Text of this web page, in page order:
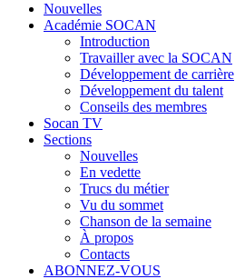
Nouvelles
Académie SOCAN
Introduction
Travailler avec la SOCAN
Développement de carrière
Développement du talent
Conseils des membres
Socan TV
Sections
Nouvelles
En vedette
Trucs du métier
Vu du sommet
Chanson de la semaine
À propos
Contacts
ABONNEZ-VOUS